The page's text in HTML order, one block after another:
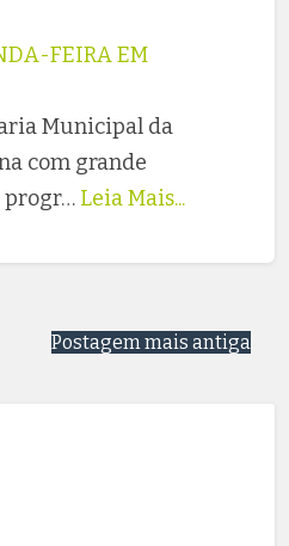
FEIRA EM
Municipal da
com grande
progr… Leia Mais...
Postagem mais antiga